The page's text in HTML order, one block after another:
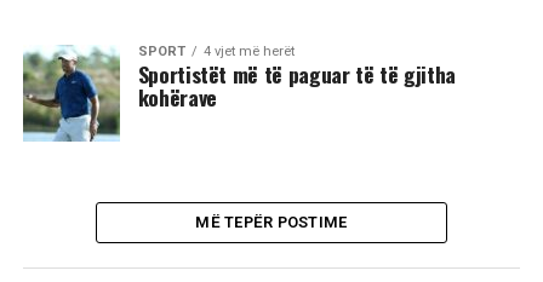
SPORT 4 vjet më herët
Sportistët më të paguar të të gjitha
kohërave
MË TEPËR POSTIME